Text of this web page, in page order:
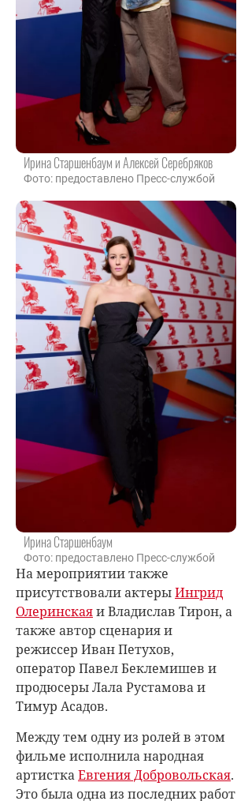
Ирина Старшенбаум и Алексей Серебряков
Фото: предоставлено Пресс-службой
Ирина Старшенбаум
Фото: предоставлено Пресс-службой
На мероприятии также
присутствовали актерыИнгрид
Олеринскаяи Владислав Тирон, а
также автор сценария и
режиссер Иван Петухов,
оператор Павел Беклемишев и
продюсеры Лала Рустамова и
Тимур Асадов.
Между тем одну из ролей в этом
фильме исполнила народная
артисткаЕвгения Добровольская.
Это была одна из последних работ